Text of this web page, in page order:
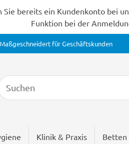
bereits ein Kundenkonto bei
Funktion bei der
Maßgeschneidert für Geschäftskunden
Klinik & Praxis Betten